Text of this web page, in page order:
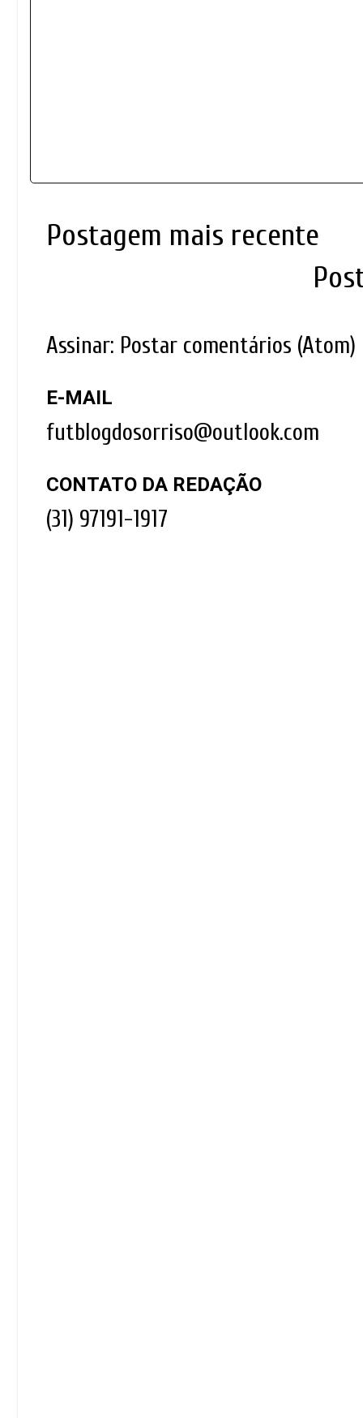
Postagem mais recente
Assinar: Postar comentários (Atom)
E-MAIL
futblogdosorriso@outlook.com
CONTATO DA REDAÇÃO
(31) 97191-1917